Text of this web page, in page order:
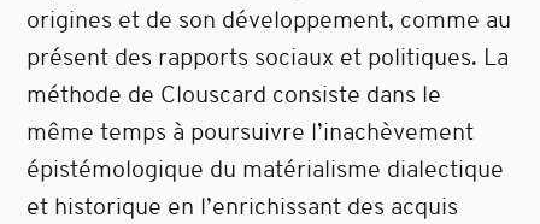
origines et de son développement, comme au
présent des rapports sociaux et politiques. La
méthode de Clouscard consiste dans le
même temps à poursuivre l’inachèvement
épistémologique du matérialisme dialectique
et historique en l’enrichissant des acquis